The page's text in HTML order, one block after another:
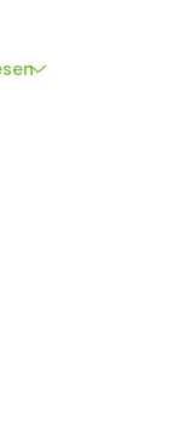
Bornholmstraat 62a,